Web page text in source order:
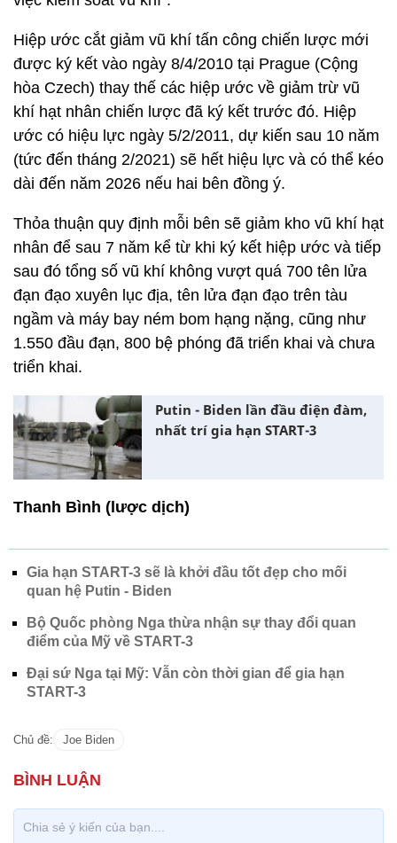
Hiệp ước cắt giảm vũ khí tấn công chiến lược mới
được ký kết vào ngày 8/4/2010 tại Prague (Cộng
hòa Czech) thay thế các hiệp ước về giảm trừ vũ
khí hạt nhân chiến lược đã ký kết trước đó. Hiệp
ước có hiệu lực ngày 5/2/2011, dự kiến sau 10 năm
(tức đến tháng 2/2021) sẽ hết hiệu lực và có thể kéo
dài đến năm 2026 nếu hai bên đồng ý.
Thỏa thuận quy định mỗi bên sẽ giảm kho vũ khí hạt
nhân để sau 7 năm kể từ khi ký kết hiệp ước và tiếp
sau đó tổng số vũ khí không vượt quá 700 tên lửa
đạn đạo xuyên lục địa, tên lửa đạn đạo trên tàu
ngầm và máy bay ném bom hạng nặng, cũng như
1.550 đầu đạn, 800 bệ phóng đã triển khai và chưa
triển khai.
Putin - Biden lần đầu điện đàm,
nhất trí gia hạn START-3
Thanh Bình (lược dịch)
Gia hạn START-3 sẽ là khởi đầu tốt đẹp cho mối
quan hệ Putin - Biden
Bộ Quốc phòng Nga thừa nhận sự thay đổi quan
điểm của Mỹ về START-3
Đại sứ Nga tại Mỹ: Vẫn còn thời gian để gia hạn
START-3
Chủ đề: Joe Biden